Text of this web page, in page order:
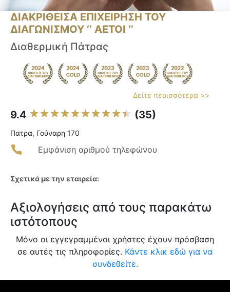
ΔΙΑΚΡΙΘΕΙΣΑ ΕΠΙΧΕΙΡΗΣΗ ΤΟΥ
ΔΙΑΓΩΝΙΣΜΟΥ ‘’ ΑΕΤΟΙ ‘’
Διαθερμική Πάτρας
Δείτε περισσότερα >>
9.4 (35)
Πατρα, Γούναρη 170
Εμφάνιση αριθμού τηλεφώνου
Σχετικά με την εταιρεία:
Αξιολογήσεις από τους παρακάτω
ιστότοπους
Μόνο οι εγγεγραμμένοι χρήστες έχουν πρόσβαση
σε αυτές τις πληροφορίες. Κάντε κλικ εδώ για να
συνδεθείτε.